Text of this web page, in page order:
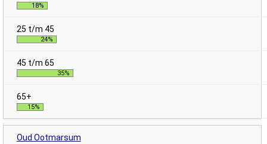
18%
24%
35%
15%
Oud Ootmarsum